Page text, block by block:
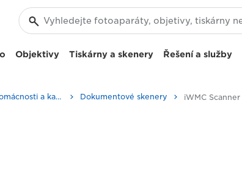
Objektivy Tiskárny a skenery Řešení a služby
Skenery do domácnosti a kanceláře Dokumentové skenery